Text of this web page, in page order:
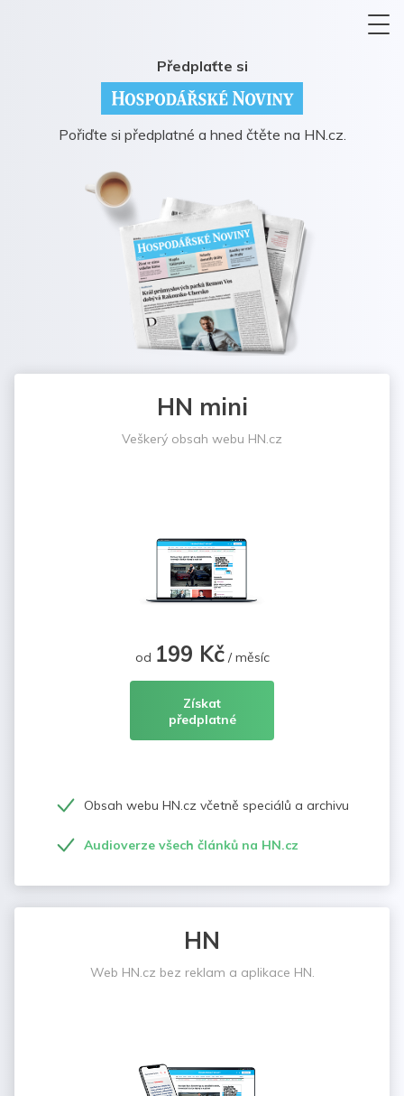
Předplaťte si
Pořiďte si předplatné a hned čtěte na HN.cz.
HN mini
Veškerý obsah webu HN.cz
od 199 Kč/ měsíc
Získat
předplatné
Obsah webu HN.cz včetně speciálů a archivu
Audioverze všech článků na HN.cz
HN
Web HN.cz bez reklam a aplikace HN.